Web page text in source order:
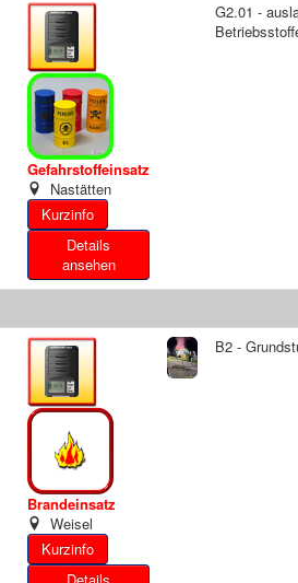
Gefahrstoffeinsatz
Nastätten
Details
ansehen
G2.01 -
Brandeinsatz
Weisel
B2 -